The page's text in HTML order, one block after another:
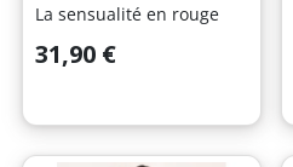
La sensualité en rouge
Prix
31,90 €